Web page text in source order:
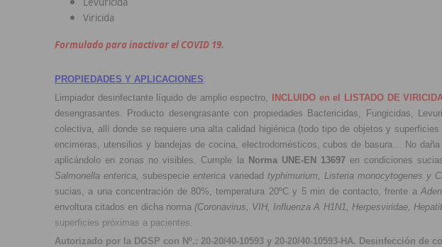
Viricida
Formulado para inactivar el COVID 19.
PROPIEDADES Y APLICACIONES:
Limpiador desinfectante líquido de amplio espectro,
INCLUIDO en el LISTADO DE
desengrasantes. Producto desengrasante con propiedades Bactericidas, Fungicidas,
colectiva, allí donde se requiere una alta calidad higiénica (todo tipo de objetos y
encimeras, utensilios y bandejas de cocina, electrodomésticos, cubos de basura… No
aplicándolo en zonas no visibles. Cumple la Norma UNE-EN 13697en condiciones
Salmonella enterica, subespecie enterica variedad typhimurium, Listeria monocytogenes y
sucias, a una concentración de 80%, temperatura 20ºC y 5 min de contacto, frente a
envoltura citados en dicha norma(Coronavirus, VIH, Influenza A H1N1, Herpesviridae,
superficies próximas a pacientes.
Autorizado por la DGSP con Nº.: 20-20/40-10593 y 20-20/40-10593-HA. Desinfección de